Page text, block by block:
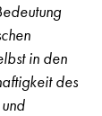
in den
des